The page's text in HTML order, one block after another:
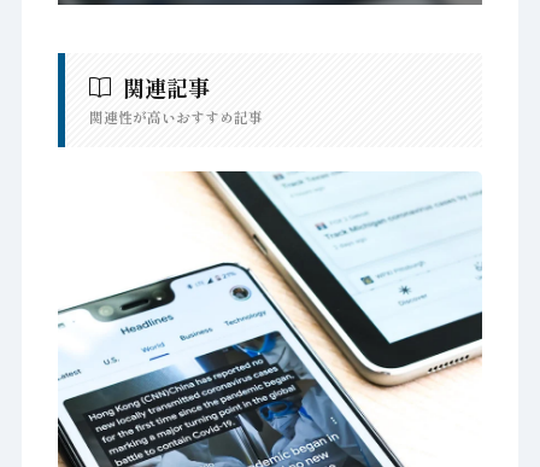
関連記事
関連性が高いおすすめ記事